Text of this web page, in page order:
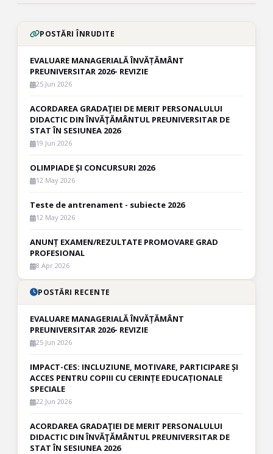
POSTĂRI ÎNRUDITE
EVALUARE MANAGERIALĂ ÎNVĂȚĂMÂNT
PREUNIVERSITAR 2026- REVIZIE
25 Jun 2026
ACORDAREA GRADAŢIEI DE MERIT PERSONALULUI
DIDACTIC DIN ÎNVĂŢĂMÂNTUL PREUNIVERSITAR DE
STAT ÎN SESIUNEA 2026
19 Jun 2026
OLIMPIADE ȘI CONCURSURI 2026
12 May 2026
Teste de antrenament - subiecte 2026
12 May 2026
ANUNȚ EXAMEN/REZULTATE PROMOVARE GRAD
PROFESIONAL
8 Apr 2026
POSTĂRI RECENTE
EVALUARE MANAGERIALĂ ÎNVĂȚĂMÂNT
PREUNIVERSITAR 2026- REVIZIE
25 Jun 2026
IMPACT-CES: INCLUZIUNE, MOTIVARE, PARTICIPARE ȘI
ACCES PENTRU COPIII CU CERINȚE EDUCAȚIONALE
SPECIALE
22 Jun 2026
ACORDAREA GRADAŢIEI DE MERIT PERSONALULUI
DIDACTIC DIN ÎNVĂŢĂMÂNTUL PREUNIVERSITAR DE
STAT ÎN SESIUNEA 2026